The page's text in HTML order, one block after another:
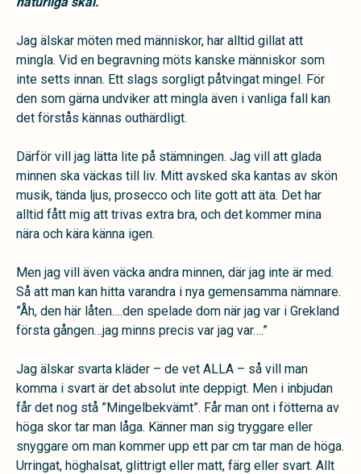
Jag älskar möten med människor, har alltid gillat att
mingla. Vid en begravning möts kanske människor som
inte setts innan. Ett slags sorgligt påtvingat mingel. För
den som gärna undviker att mingla även i vanliga fall kan
det förstås kännas outhärdligt.
Därför vill jag lätta lite på stämningen. Jag vill att glada
minnen ska väckas till liv. Mitt avsked ska kantas av skön
musik, tända ljus, prosecco och lite gott att äta. Det har
alltid fått mig att trivas extra bra, och det kommer mina
nära och kära känna igen.
Men jag vill även väcka andra minnen, där jag inte är med.
Så att man kan hitta varandra i nya gemensamma nämnare.
”Åh, den här låten….den spelade dom när jag var i Grekland
första gången…jag minns precis var jag var….”
Jag älskar svarta kläder – de vet ALLA – så vill man
komma i svart är det absolut inte deppigt. Men i inbjudan
får det nog stå ”Mingelbekvämt”. Får man ont i fötterna av
höga skor tar man låga. Känner man sig tryggare eller
snyggare om man kommer upp ett par cm tar man de höga.
Urringat, höghalsat, glittrigt eller matt, färg eller svart. Allt